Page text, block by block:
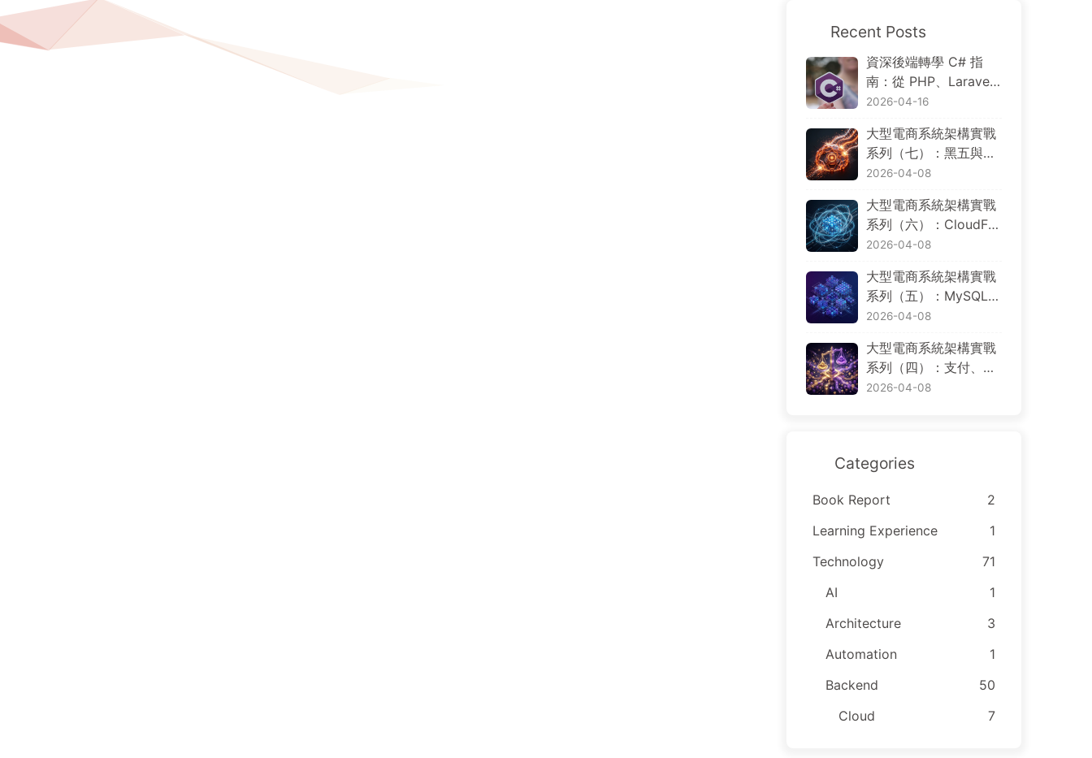
Recent Posts
資深後端轉學 C# 指
南：從 PHP、Larave
l、Go、Node.js 到 .NE
電商實戰
2026-04-16
大型電商系統架構實戰
系列（七）：黑五與大
促場景下的限流、降
成本控制
2026-04-08
大型電商系統架構實戰
系列（六）：CloudFro
nt、WAF、ALB、EK
gion，AWS 基礎設施
如何規劃
2026-04-08
大型電商系統架構實戰
系列（五）：MySQL、
PostgreSQL、Dynam
arch 與 S3，資料到底
該放哪裡
2026-04-08
大型電商系統架構實戰
系列（四）：支付、退
款、帳務、對帳與交易
2026-04-08
Categories
Book Report
2
Learning Experience
1
Technology
71
AI
1
Architecture
3
Automation
1
Backend
50
Cloud
7